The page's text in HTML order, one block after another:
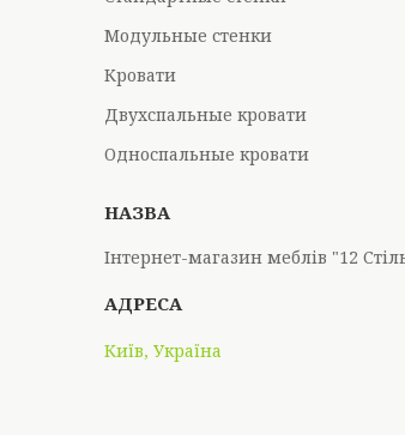
Модульные стенки
Кровати
Двухспальные кровати
Односпальные кровати
Інтернет-магазин меблів "12
Київ, Україна